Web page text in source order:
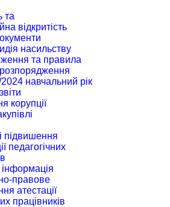
та
відкритість
насильству
та правила
навчальний рік
корупції
підвишення
педагогічних
правове
атестації
працівників